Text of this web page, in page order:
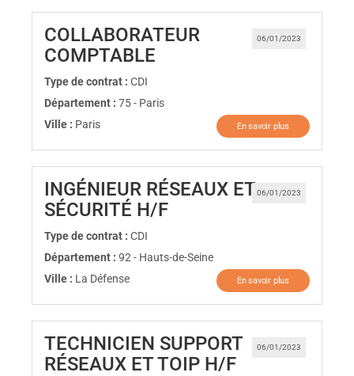
06/01/2023
COLLABORATEUR
COMPTABLE
Type de contrat : CDI
Département : 75 - Paris
Ville : Paris En savoir plus
06/01/2023
INGÉNIEUR RÉSEAUX ET
SÉCURITÉ H/F(Nouvelle fenêtre)
Type de contrat : CDI
Département : 92 - Hauts-de-Seine
Ville : La Défense En savoir plus
06/01/2023
TECHNICIEN SUPPORT
RÉSEAUX ET TOIP H/F(Nouvelle